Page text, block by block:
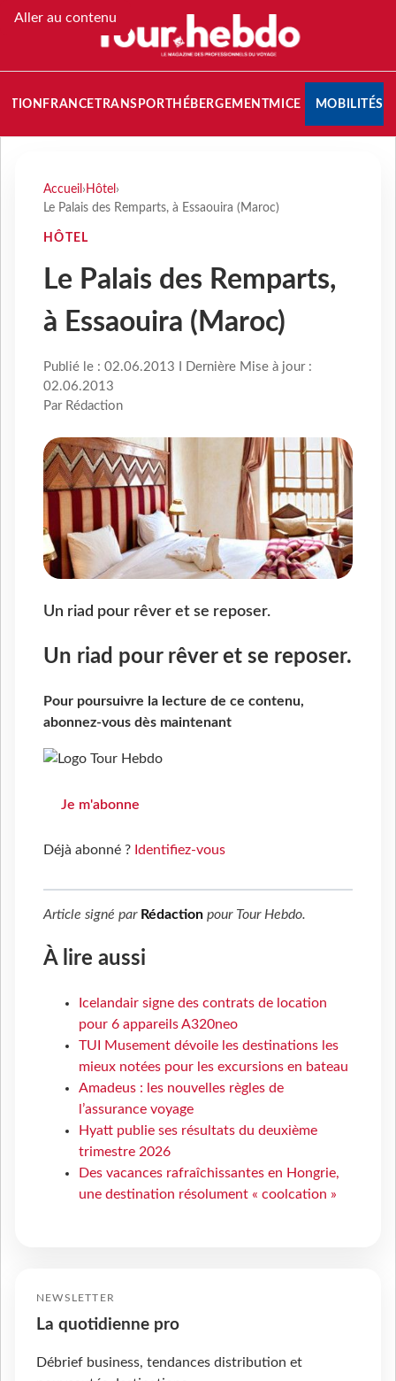
Aller au contenu
FRANCETRANSPORT HÉBERGEMENTMICE MOBILITÉS
Accueil › Hôtel ›
Le Palais des Remparts, à Essaouira (Maroc)
HÔTEL
Le Palais des Remparts,
à Essaouira (Maroc)
Publié le : 02.06.2013 I Dernière Mise à jour :
02.06.2013
Par Rédaction
Un riad pour rêver et se reposer.
Un riad pour rêver et se reposer.
Pour poursuivre la lecture de ce contenu,
abonnez-vous dès maintenant
Je m'abonne
Déjà abonné ? Identifiez-vous
Article signé par Rédaction pour Tour Hebdo.
À lire aussi
Icelandair signe des contrats de location
pour 6 appareils A320neo
TUI Musement dévoile les destinations les
mieux notées pour les excursions en bateau
Amadeus : les nouvelles règles de
l’assurance voyage
Hyatt publie ses résultats du deuxième
trimestre 2026
Des vacances rafraîchissantes en Hongrie,
une destination résolument « coolcation »
NEWSLETTER
La quotidienne pro
Débrief business, tendances distribution et